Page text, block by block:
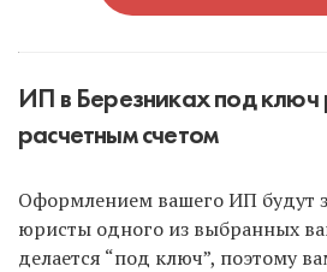
ИП в Березниках под ключ
расчетным счетом
Оформлением вашего ИП будут
юристы одного из выбранных
делается “под ключ”, поэтому